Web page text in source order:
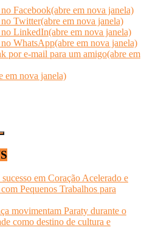
Facebook(abre em nova janela)
Twitter(abre em nova janela)
LinkedIn(abre em nova janela)
WhatsApp(abre em nova janela)
por e-mail para um amigo(abre em
em nova janela)
em Coração Acelerado e
Pequenos Trabalhos para
movimentam Paraty durante o
como destino de cultura e